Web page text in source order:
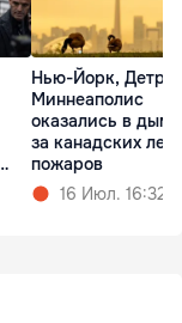
Нью-Йорк,
Миннеаполис
оказались в
за канадских
пожаров
16 Июл. 16:32